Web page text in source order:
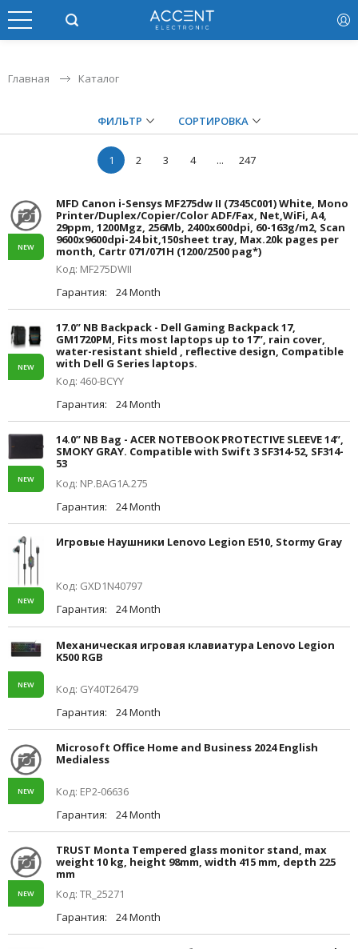
Главная Каталог
ФИЛЬТР СОРТИРОВКА
1 2 3 4 ... 247
NEW
MFD Canon i-Sensys MF275dw II (7345C001) White, Mono
Printer/Duplex/Copier/Color ADF/Fax, Net,WiFi, A4,
29ppm, 1200Mgz, 256Mb, 2400x600dpi, 60-163g/m2, Scan
9600x9600dpi-24 bit,150sheet tray, Max.20k pages per
month, Cartr 071/071H (1200/2500 pag*)
Код: MF275DWII
Гарантия:
24 Month
NEW
17.0” NB Backpack - Dell Gaming Backpack 17,
GM1720PM, Fits most laptops up to 17”, rain cover,
water-resistant shield , reflective design, Compatible
with Dell G Series laptops.
Код: 460-BCYY
Гарантия:
24 Month
NEW
14.0” NB Bag - ACER NOTEBOOK PROTECTIVE SLEEVE 14”,
SMOKY GRAY. Compatible with Swift 3 SF314-52, SF314-
53
Код: NP.BAG1A.275
Гарантия:
24 Month
NEW
Игровые Наушники Lenovo Legion E510, Stormy Gray
Код: GXD1N40797
Гарантия:
24 Month
NEW
Механическая игровая клавиатура Lenovo Legion
K500 RGB
Код: GY40T26479
Гарантия:
24 Month
NEW
Microsoft Office Home and Business 2024 English
Medialess
Код: EP2-06636
Гарантия:
24 Month
NEW
TRUST Monta Tempered glass monitor stand, max
weight 10 kg, height 98mm, width 415 mm, depth 225
mm
Код: TR_25271
Гарантия:
24 Month